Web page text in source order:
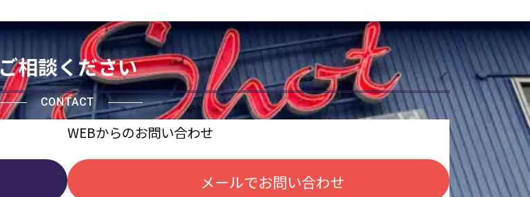
ご相談ください
CONTACT
WEBからのお問い合わせ
メールでお問い合わせ